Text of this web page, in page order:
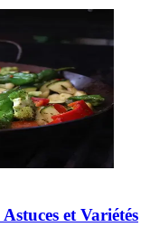
et Variétés